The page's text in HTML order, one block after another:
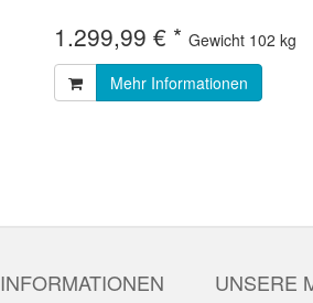
1.299,99 € * Gewicht 102 kg
Mehr Informationen
INFORMATIONEN UNSERE